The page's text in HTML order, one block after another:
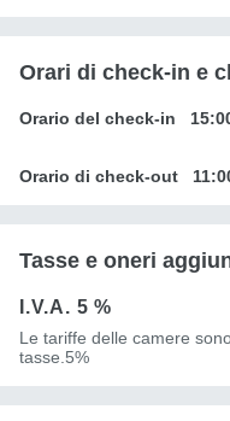
Orari di check-in e
Orario del check-in
Orario di check-out
Tasse e oneri
I.V.A. 5 %
Le tariffe delle camere
tasse.5%